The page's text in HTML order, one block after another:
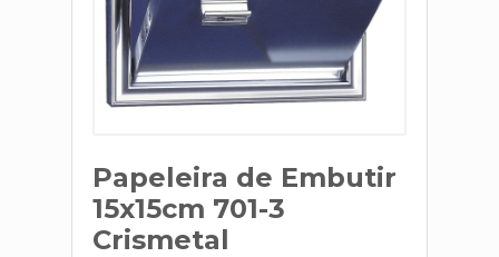
Papeleira de Embutir
15x15cm 701-3
Crismetal